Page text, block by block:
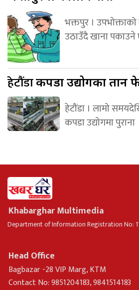
भक्तपुर ।
उठाउँदै खाना पकाउने
हेटौंडाकपडा उद्योगका तान
हेटौंडा । लामो
कपडा उद्योगमा पुराना
Khabarghar Multimedia
Department of Information Registration No:
Head Office
Bagbazar -28 VIP Marg, KTM
Contact No: 9851204183, 9841514183